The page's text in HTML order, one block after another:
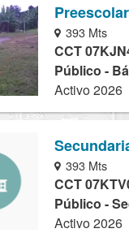
393 Mts
CCT
Público -
Activo 2026
393 Mts
CCT
Público -
Activo 2026